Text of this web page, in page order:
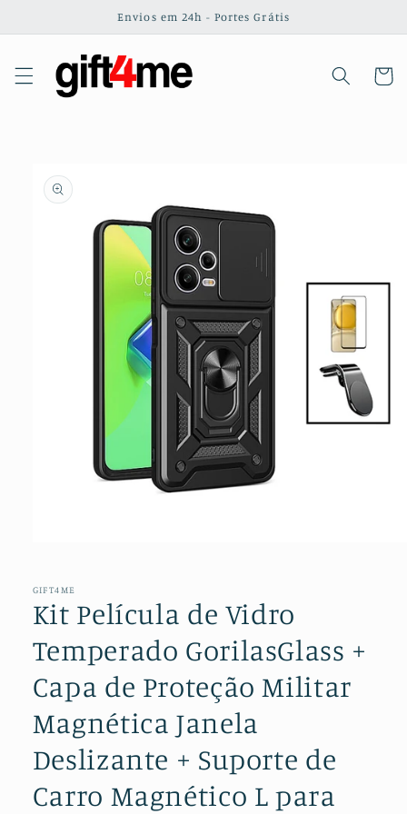
conteúdo
Envios em 24h - Portes Grátis
informação
do produto
1
modal
GIFT4ME
Kit Película de Vidro
Temperado GorilasGlass +
Capa de Proteção Militar
Magnética Janela
Deslizante + Suporte de
Carro Magnético L para